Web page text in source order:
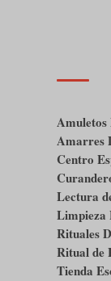
Amuletos
Amarres
Centro
Lectura
Limpieza
Rituales
Ritual de
Tienda